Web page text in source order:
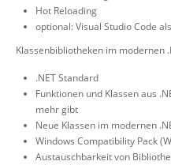
Hot Reloading
optional: Visual Studio Code
Klassenbibliotheken im modernen
.NET Standard
Funktionen und Klassen aus
mehr gibt
Neue Klassen im modernen
Windows Compatibility Pack
Austauschbarkeit von